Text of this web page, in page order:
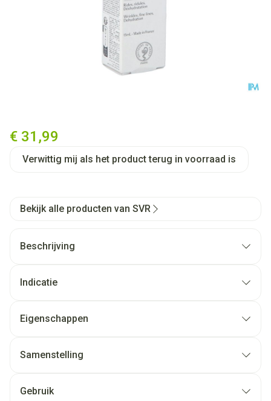
€ 31,99
Verwittig mij als het product terug in voorraad is
Bekijk alle producten van SVR
Beschrijving
Indicatie
Eigenschappen
Samenstelling
Gebruik